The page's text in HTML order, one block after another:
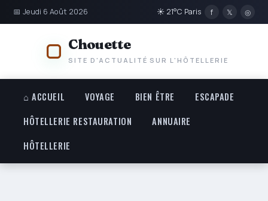
📅 Jeudi 6 Août 2026 ☀ 21°C Paris f 𝕏 ◎
Chouette
SITE D'ACTUALITÉ SUR L'HÔTELLERIE
⌂ ACCUEIL VOYAGE BIEN ÊTRE
ESCAPADE
HÔTELLERIE RESTAURATION
ANNUAIRE
HÔTELLERIE